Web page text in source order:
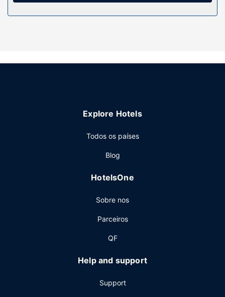
Termine o dia com uma bebida refrescante no bar/lounge.
Explore Hotels
Todos os países
Blog
HotelsOne
Sobre nos
Parceiros
QF
Help and support
Support